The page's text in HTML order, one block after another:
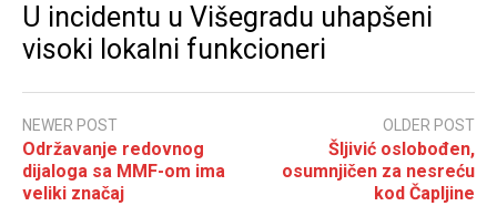
U incidentu u Višegradu uhapšeni
visoki lokalni funkcioneri
NEWER POST
Održavanje redovnog
dijaloga sa MMF-om ima
veliki značaj
OLDER POST
Šljivić oslobođen,
osumnjičen za nesreću
kod Čapljine